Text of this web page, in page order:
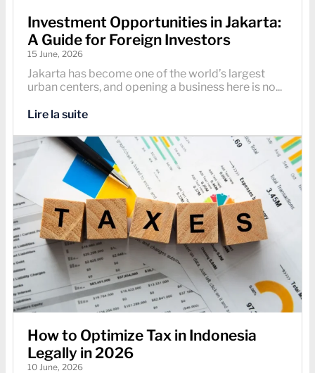
Investment Opportunities in Jakarta:
A Guide for Foreign Investors
15 June, 2026
Jakarta has become one of the world’s largest
urban centers, and opening a business here is no...
Lire la suite
How to Optimize Tax in Indonesia
Legally in 2026
10 June, 2026